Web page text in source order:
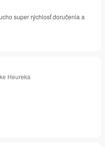
super rýchlosť doručenia a
Heureka